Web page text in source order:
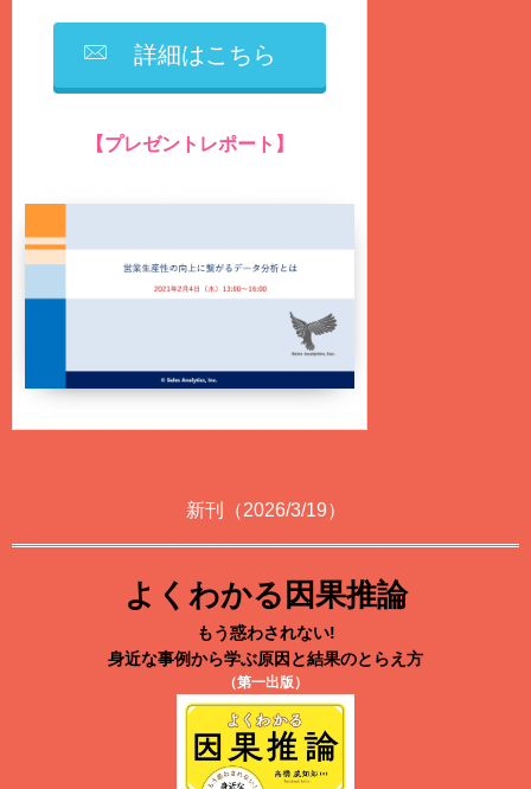
詳細はこちら
【プレゼントレポート】
新刊（2026/3/19）
よくわかる因果推論
もう惑わされない!
身近な事例から学ぶ原因と結果のとらえ方
（第一出版）